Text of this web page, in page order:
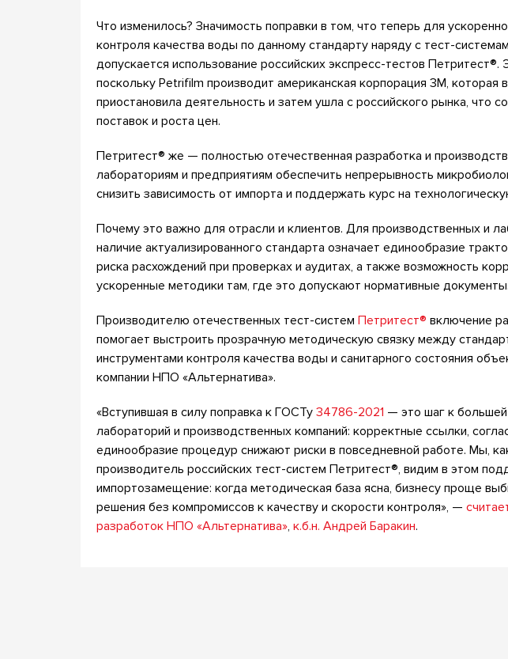
Что изменилось? Значимость поправки в том, что теперь для
контроля качества воды по данному стандарту наряду с тест-
допускается использование российских экспресс-тестов Петритест®.
поскольку Petrifilm производит американская корпорация 3M, которая
приостановила деятельность и затем ушла с российского рынка, что
поставок и роста цен.
Петритест® же — полностью отечественная разработка и
лабораториям и предприятиям обеспечить непрерывность
снизить зависимость от импорта и поддержать курс на
Почему это важно для отрасли и клиентов. Для производственных и
наличие актуализированного стандарта означает единообразие
риска расхождений при проверках и аудитах, а также возможность
ускоренные методики там, где это допускают нормативные документы.
Производителю отечественных тест-систем Петритест® включение
помогает выстроить прозрачную методическую связку между
инструментами контроля качества воды и санитарного состояния
компании НПО «Альтернатива».
«Вступившая в силу поправка к ГОСТу 34786-2021 — это шаг к
лабораторий и производственных компаний: корректные ссылки,
единообразие процедур снижают риски в повседневной работе. Мы,
производитель российских тест-систем Петритест®, видим в этом
импортозамещение: когда методическая база ясна, бизнесу проще
решения без компромиссов к качеству и скорости контроля», —
разработок НПО «Альтернатива», к.б.н. Андрей Баракин.